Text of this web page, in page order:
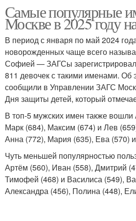
Самые популярные
Москве в 2025 году
В период с января по май 2024
новорожденных чаще всего
Софией — ЗАГСы
811 девочек с такими именами. Об
сообщили в Управлении ЗАГС
Дня защиты детей, который
В топ-5 мужских имен также вошли
Марк (684), Максим (674) и Лев
Анна (772), Мария (635), Ева (570)
Чуть меньшей популярностью
Артём (560), Иван (558), Дмитрий
Тимофей (468) и Василиса (549),
Александра (456), Полина (448),